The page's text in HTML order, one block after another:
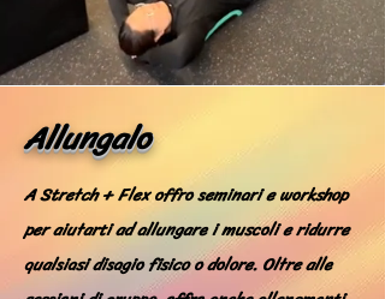
Allungalo
A Stretch + Flex offro seminari e workshop
per aiutarti ad allungare i muscoli e ridurre
qualsiasi disagio fisico o dolore. Oltre alle